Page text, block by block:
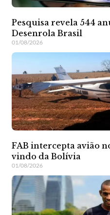
Pesquisa revela 544
Desenrola Brasil
01/08/2026
FAB intercepta avião
vindo da Bolívia
01/08/2026